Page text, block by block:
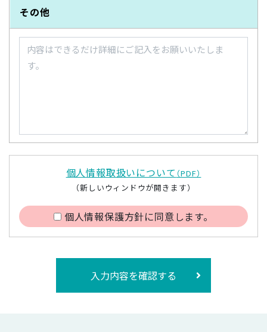
その他
個人情報取扱いについて （PDF）
（新しいウィンドウが開きます）
個人情報保護方針に同意します。
入力内容を確認する